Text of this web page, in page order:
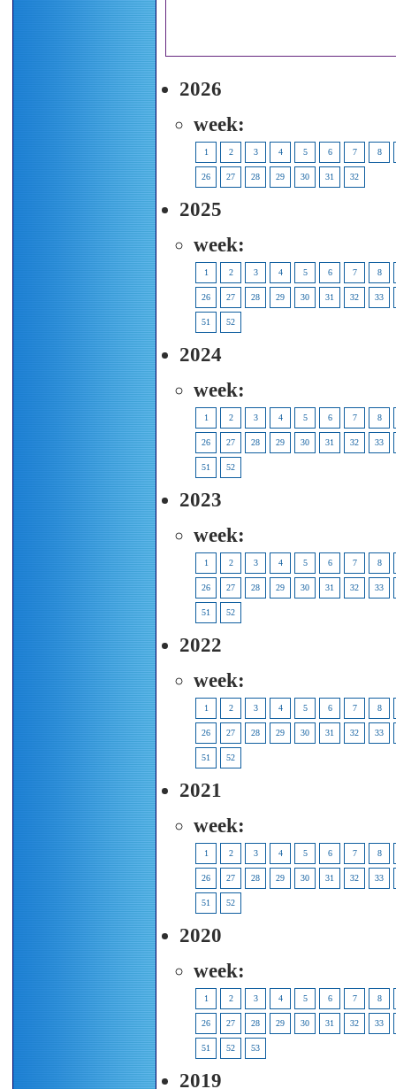
2026
week:
1 2 3 4 5 6 7 8
26 27 28 29 30 31 32
2025
week:
1 2 3 4 5 6 7 8
26 27 28 29 30 31 32 33
51 52
2024
week:
1 2 3 4 5 6 7 8
26 27 28 29 30 31 32 33
51 52
2023
week:
1 2 3 4 5 6 7 8
26 27 28 29 30 31 32 33
51 52
2022
week:
1 2 3 4 5 6 7 8
26 27 28 29 30 31 32 33
51 52
2021
week:
1 2 3 4 5 6 7 8
26 27 28 29 30 31 32 33
51 52
2020
week:
1 2 3 4 5 6 7 8
26 27 28 29 30 31 32 33
51 52 53
2019